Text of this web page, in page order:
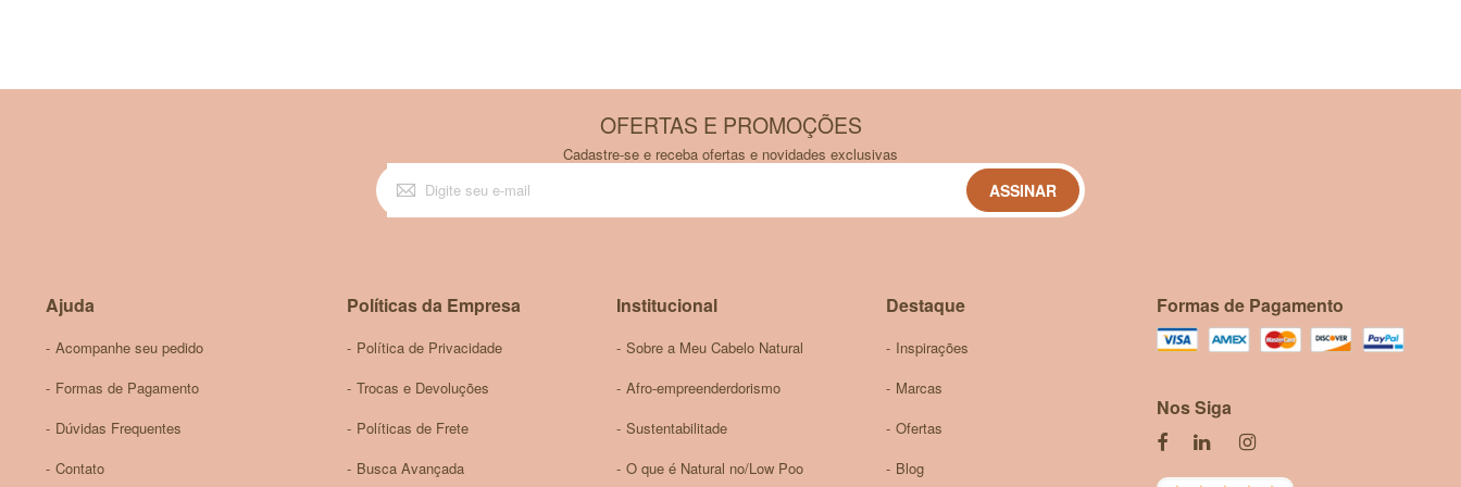
O aroma do esfoliante é derivado dos ingredientes naturais presentes na fórmula.​
Sim, o esfoliante é formulado com ingredientes naturais e seguros. No entanto, em caso de dúvidas, consulte seu médico antes de usar.​
OFERTAS E PROMOÇÕES
Cadastre-se e receba ofertas e novidades exclusivas
ASSINAR
Ajuda
Acompanhe seu pedido
Formas de Pagamento
Dúvidas Frequentes
Contato
Políticas da Empresa
Política de Privacidade
Trocas e Devoluções
Políticas de Frete
Busca Avançada
Institucional
Sobre a Meu Cabelo Natural
Afro-empreenderdorismo
Sustentabilitade
O que é Natural no/Low Poo
Destaque
Inspirações
Marcas
Ofertas
Blog
Formas de Pagamento
Nos Siga